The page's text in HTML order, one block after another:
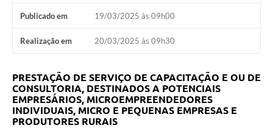
Galeria de Vídeos
Links
Serviços Online
Publicado em 19/03/2025 às 09h00
Realização em 20/03/2025 às 09h30
PRESTAÇÃO DE SERVIÇO DE CAPACITAÇÃO E OU DE
CONSULTORIA, DESTINADOS A POTENCIAIS
EMPRESÁRIOS, MICROEMPREENDEDORES
INDIVIDUAIS, MICRO E PEQUENAS EMPRESAS E
PRODUTORES RURAIS